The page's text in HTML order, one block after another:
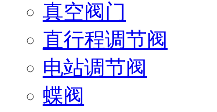
真空阀门
直行程调节阀
电站调节阀
蝶阀